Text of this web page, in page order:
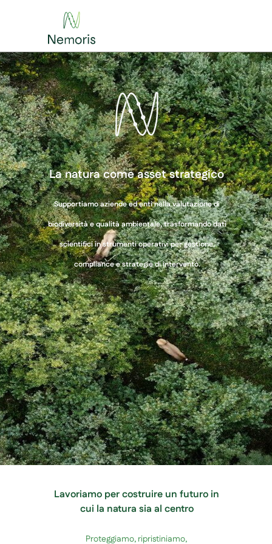
La natura come asset strategico
Supportiamo aziende ed enti nella valutazione di
biodiversità e qualità ambientale, trasformando dati
scientifici in strumenti operativi per gestione,
compliance e strategie di intervento.
Lavoriamo per costruire un futuro in
cui la natura sia al centro
Proteggiamo, ripristiniamo,